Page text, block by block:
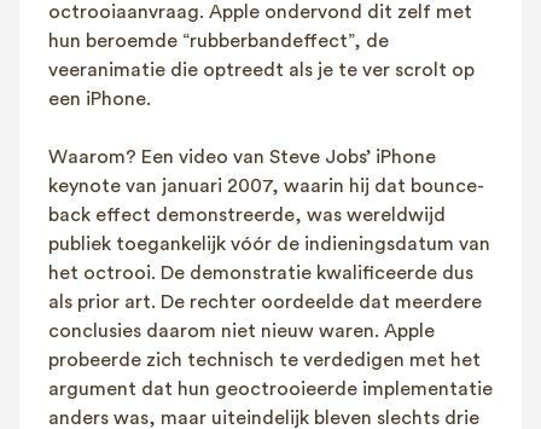
octrooiaanvraag. Apple ondervond dit zelf met
hun beroemde “rubberbandeffect”, de
veeranimatie die optreedt als je te ver scrolt op
een iPhone.
Waarom? Een video van Steve Jobs’ iPhone
keynote van januari 2007, waarin hij dat bounce-
back effect demonstreerde, was wereldwijd
publiek toegankelijk vóór de indieningsdatum van
het octrooi. De demonstratie kwalificeerde dus
als prior art. De rechter oordeelde dat meerdere
conclusies daarom niet nieuw waren. Apple
probeerde zich technisch te verdedigen met het
argument dat hun geoctrooieerde implementatie
anders was, maar uiteindelijk bleven slechts drie